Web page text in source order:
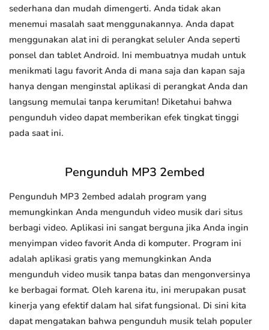
sederhana dan mudah dimengerti. Anda tidak akan
menemui masalah saat menggunakannya. Anda dapat
menggunakan alat ini di perangkat seluler Anda seperti
ponsel dan tablet Android. Ini membuatnya mudah untuk
menikmati lagu favorit Anda di mana saja dan kapan saja
hanya dengan menginstal aplikasi di perangkat Anda dan
langsung memulai tanpa kerumitan! Diketahui bahwa
pengunduh video dapat memberikan efek tingkat tinggi
pada saat ini.
Pengunduh MP3 2embed
Pengunduh MP3 2embed adalah program yang
memungkinkan Anda mengunduh video musik dari situs
berbagi video. Aplikasi ini sangat berguna jika Anda ingin
menyimpan video favorit Anda di komputer. Program ini
adalah aplikasi gratis yang memungkinkan Anda
mengunduh video musik tanpa batas dan mengonversinya
ke berbagai format. Oleh karena itu, ini merupakan pusat
kinerja yang efektif dalam hal sifat fungsional. Di sini kita
dapat mengatakan bahwa pengunduh musik telah populer